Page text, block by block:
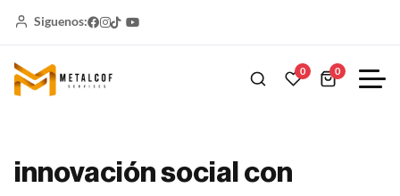
Siguenos:
0 0
innovación social con